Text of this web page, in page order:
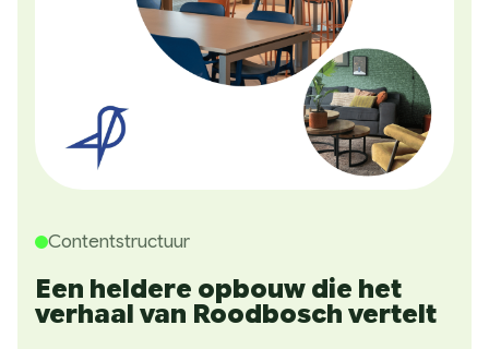
Contentstructuur
Een heldere opbouw die het
verhaal van Roodbosch vertelt